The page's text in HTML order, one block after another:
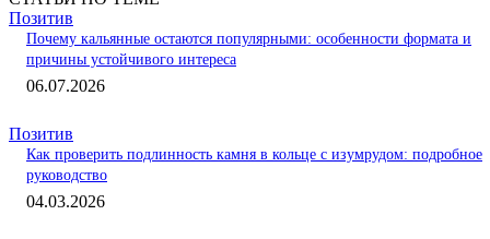
Позитив
Почему кальянные остаются популярными: особенности формата и
причины устойчивого интереса
06.07.2026
Позитив
Как проверить подлинность камня в кольце с изумрудом: подробное
руководство
04.03.2026